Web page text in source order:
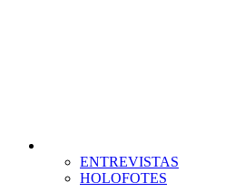
ENTREVISTAS
HOLOFOTES